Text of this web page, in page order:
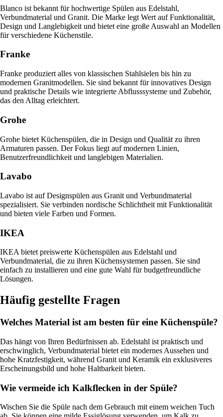
Blanco ist bekannt für hochwertige Spülen aus Edelstahl,
Verbundmaterial und Granit. Die Marke legt Wert auf Funktionalität,
Design und Langlebigkeit und bietet eine große Auswahl an Modellen
für verschiedene Küchenstile.
Franke
Franke produziert alles von klassischen Stahlsielen bis hin zu
modernen Granitmodellen. Sie sind bekannt für innovatives Design
und praktische Details wie integrierte Abflusssysteme und Zubehör,
das den Alltag erleichtert.
Grohe
Grohe bietet Küchenspülen, die in Design und Qualität zu ihren
Armaturen passen. Der Fokus liegt auf modernen Linien,
Benutzerfreundlichkeit und langlebigen Materialien.
Lavabo
Lavabo ist auf Designspülen aus Granit und Verbundmaterial
spezialisiert. Sie verbinden nordische Schlichtheit mit Funktionalität
und bieten viele Farben und Formen.
IKEA
IKEA bietet preiswerte Küchenspülen aus Edelstahl und
Verbundmaterial, die zu ihren Küchensystemen passen. Sie sind
einfach zu installieren und eine gute Wahl für budgetfreundliche
Lösungen.
Häufig gestellte Fragen
Welches Material ist am besten für eine Küchenspüle?
Das hängt von Ihren Bedürfnissen ab. Edelstahl ist praktisch und
erschwinglich, Verbundmaterial bietet ein modernes Aussehen und
hohe Kratzfestigkeit, während Granit und Keramik ein exklusiveres
Erscheinungsbild und hohe Haltbarkeit bieten.
Wie vermeide ich Kalkflecken in der Spüle?
Wischen Sie die Spüle nach dem Gebrauch mit einem weichen Tuch